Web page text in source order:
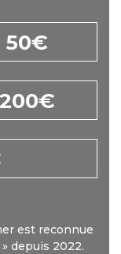
50€
200€
est reconnue
depuis 2022.